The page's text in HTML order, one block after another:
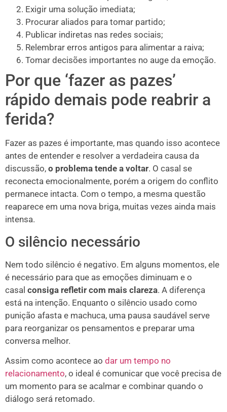
Exigir uma solução imediata;
Procurar aliados para tomar partido;
Publicar indiretas nas redes sociais;
Relembrar erros antigos para alimentar a raiva;
Tomar decisões importantes no auge da emoção.
Por que ‘fazer as pazes’
rápido demais pode reabrir a
ferida?
Fazer as pazes é importante, mas quando isso acontece
antes de entender e resolver a verdadeira causa da
discussão, o problema tende a voltar. O casal se
reconecta emocionalmente, porém a origem do conflito
permanece intacta. Com o tempo, a mesma questão
reaparece em uma nova briga, muitas vezes ainda mais
intensa.
O silêncio necessário
Nem todo silêncio é negativo. Em alguns momentos, ele
é necessário para que as emoções diminuam e o
casal consiga refletir com mais clareza. A diferença
está na intenção. Enquanto o silêncio usado como
punição afasta e machuca, uma pausa saudável serve
para reorganizar os pensamentos e preparar uma
conversa melhor.
Assim como acontece ao dar um tempo no
relacionamento, o ideal é comunicar que você precisa de
um momento para se acalmar e combinar quando o
diálogo será retomado.